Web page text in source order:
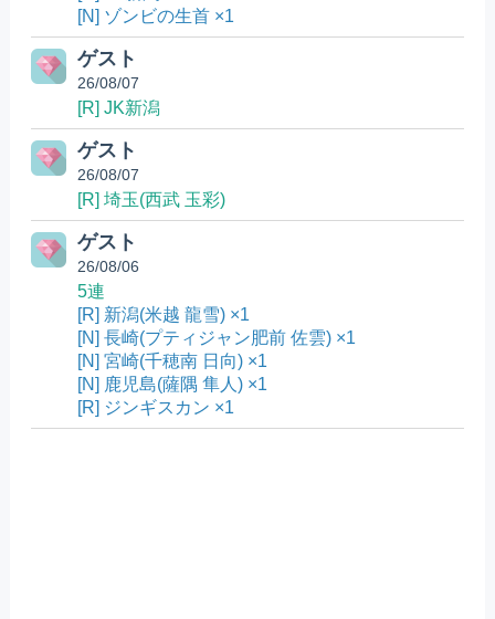
[N] ゾンビの生首 ×1
ゲスト
26/08/07
[R] JK新潟
ゲスト
26/08/07
[R] 埼玉(西武 玉彩)
ゲスト
26/08/06
5連
[R] 新潟(米越 龍雪) ×1
[N] 長崎(プティジャン肥前 佐雲) ×1
[N] 宮崎(千穂南 日向) ×1
[N] 鹿児島(薩隅 隼人) ×1
[R] ジンギスカン ×1